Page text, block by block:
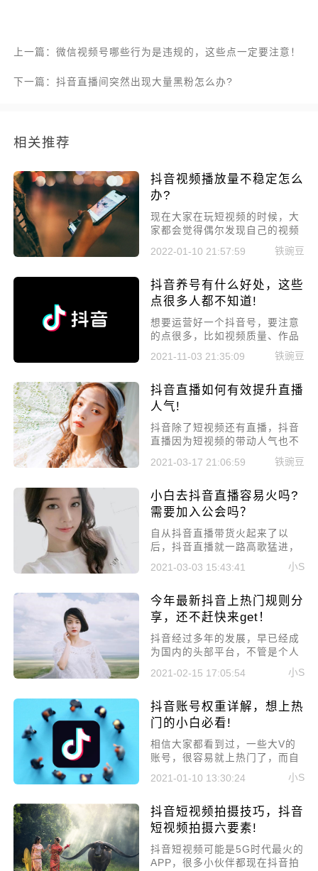
上一篇：微信视频号哪些行为是违规的，这些点一定要注意！
下一篇：抖音直播间突然出现大量黑粉怎么办?
相关推荐
抖音视频播放量不稳定怎么
办?
现在大家在玩短视频的时候，大
家都会觉得偶尔发现自己的视频
播放量并不稳定，尤其是抖音平
台，当这种视频播放量不稳定的
视频播放量不稳定怎么办?
2022-01-10 21:57:59 铁豌豆
抖音养号有什么好处，这些
点很多人都不知道!
想要运营好一个抖音号，要注意
的点很多，比如视频质量、作品
时长、标题内容等等。但很多人
却忽视了养号，也许你的账号与
本文就来讲讲抖音养号有什么好
处，这些点很多人都不知道!
2021-11-03 21:35:09 铁豌豆
抖音直播如何有效提升直播
人气!
抖音除了短视频还有直播，抖音
直播因为短视频的带动人气也不
少，也有非常多的小伙伴在抖音
进行直播，但是人气都不是很如
音直播如何有效提升直播人气!
2021-03-17 21:06:59 铁豌豆
小白去抖音直播容易火吗?
需要加入公会吗？
​自从抖音直播带货火起来了以
后，抖音直播就一路高歌猛进，
疯狂吸收招揽主播，但新人主播
依旧是缺乏经验的，想要直播中
不太了解公会，所以本文就来好
好聊聊小白去抖音直播容易火
吗?需要加入公会吗?
2021-03-03 15:43:41 小S
今年最新抖音上热门规则分
享，还不赶快来get！
​抖音经过多年的发展，早已经成
为国内的头部平台，不管是个人
还是企业都想要在抖音上获得流
量变现。但大部分人都会遇到一
以今天就来讲讲今年最新抖音上
热门规则分享，还不赶快来get!
2021-02-15 17:05:54 小S
抖音账号权重详解，想上热
门的小白必看!
​相信大家都看到过，一些大V的
账号，很容易就上热门了，而自
己的号想上一千的播放却很难。
这是因为抖音账号权重的不同，
就来聊聊抖音账号权重详解，想
上热门的小白必看!
2021-01-10 13:30:24 小S
抖音短视频拍摄技巧，抖音
短视频拍摄六要素!
抖音短视频可能是5G时代最火的
APP，很多小伙伴都现在抖音拍